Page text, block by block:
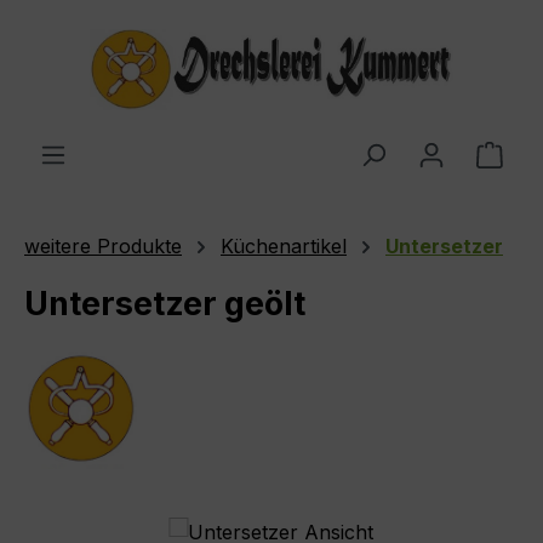
Zum Hauptinhalt springen
weitere Produkte Küchenartikel Untersetzer
Untersetzer geölt
Bildergalerie überspringen